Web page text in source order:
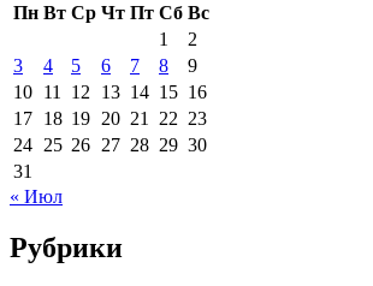
Пн Вт Ср Чт Пт Сб Вс
1
2
3
4 5 6 7 8
9
10 11 12 13 14 15 16
17 18 19 20 21 22 23
24 25 26 27 28 29 30
31
« Июл
Рубрики